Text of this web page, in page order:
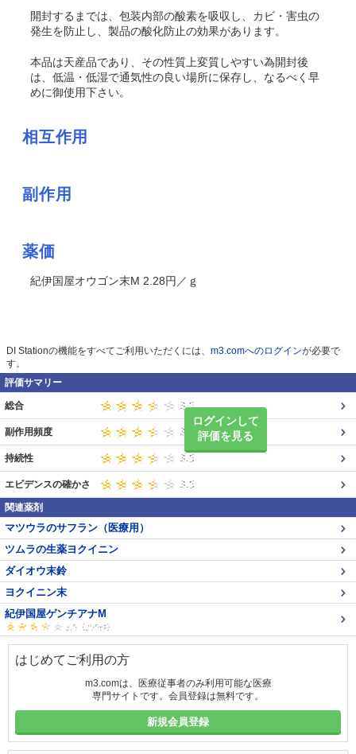
開封するまでは、包装内部の酸素を吸収し、カビ・害虫の
発生を防止し、製品の酸化防止の効果があります。
本品は天産品であり、その性質上変質しやすい為開封後
は、低温・低湿で通気性の良い場所に保存し、なるべく早
めに御使用下さい。
相互作用
副作用
薬価
紀伊国屋オウゴン末M 2.28円／ｇ
DI Stationの機能をすべてご利用いただくには、 m3.comへのログインが必要で
す。
評価サマリー
ログインして
評価を見る
総合
副作用頻度
持続性
エビデンスの確かさ
関連薬剤
マツウラのサフラン（医療用）
ツムラの生薬ヨクイニン
ダイオウ末鈴
ヨクイニン末
紀伊国屋ゲンチアナM
はじめてご利用の方
m3.comは、医療従事者のみ利用可能な医療
専門サイトです。会員登録は無料です。
新規会員登録